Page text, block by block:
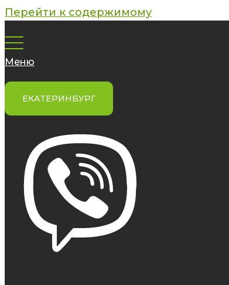
Перейти к содержимому
Меню
ЕКАТЕРИНБУРГ